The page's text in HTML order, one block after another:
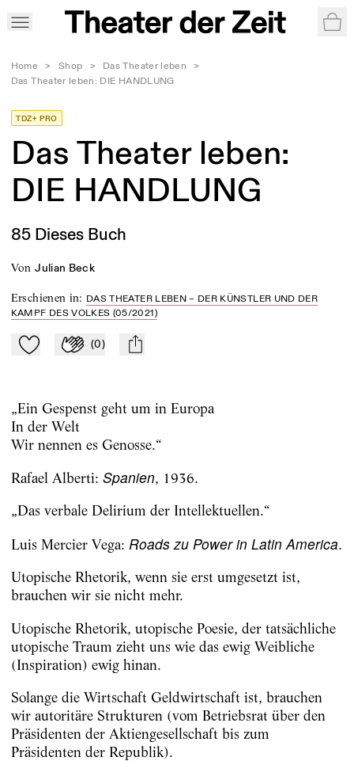
Home > Shop > Das Theater leben
>
Das Theater leben: DIE HANDLUNG
TDZ+ PRO
Das Theater leben:
DIE HANDLUNG
85 Dieses Buch
von Julian Beck
Erschienen in: DAS THEATER LEBEN – DER KÜNSTLER UND DER
KAMPF DES VOLKES (05/2021)
Zu Mein-TdZ hinzufügen
Applaudieren
(0) mail
„Ein Gespenst geht um in Europa
In der Welt
Wir nennen es Genosse.“
Rafael Alberti: Spanien, 1936.
„Das verbale Delirium der Intellektuellen.“
Luis Mercier Vega: Roads zu Power in Latin America.
Utopische Rhetorik, wenn sie erst umgesetzt ist,
brauchen wir sie nicht mehr.
Utopische Rhetorik, utopische Poesie, der tatsächliche
utopische Traum zieht uns wie das ewig Weibliche
(Inspiration) ewig hinan.
Solange die Wirtschaft Geldwirtschaft ist, brauchen
wir autoritäre Strukturen (vom Betriebsrat über den
Präsidenten der Aktiengesellschaft bis zum
Präsidenten der Republik).